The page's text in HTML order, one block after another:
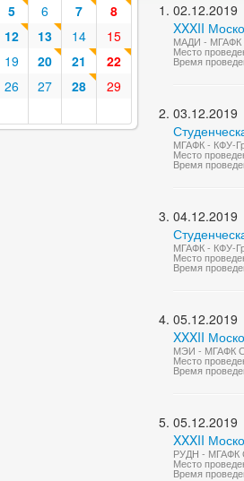
5 6 7
8
12 13 14
15
19 20 21
22
26 27 28
29
02.12.2019
XXXII
МАДИ - МГАФК
Место
Время
03.12.2019
МГАФК - КФУ-
Место
Время
04.12.2019
МГАФК - КФУ-
Место
Время
05.12.2019
XXXII
МЭИ - МГАФК
Место
Время
05.12.2019
XXXII
РУДН - МГАФК
Место
Время